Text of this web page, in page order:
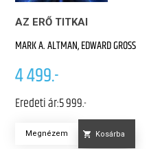
AZ ERŐ TITKAI
MARK A. ALTMAN, EDWARD GROSS
4 499.-
Eredeti ár:5 999.-
Megnézem Kosárba